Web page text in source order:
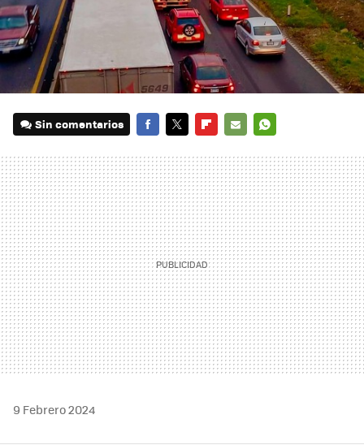
Sin comentarios
MAIL
9 Febrero 2024